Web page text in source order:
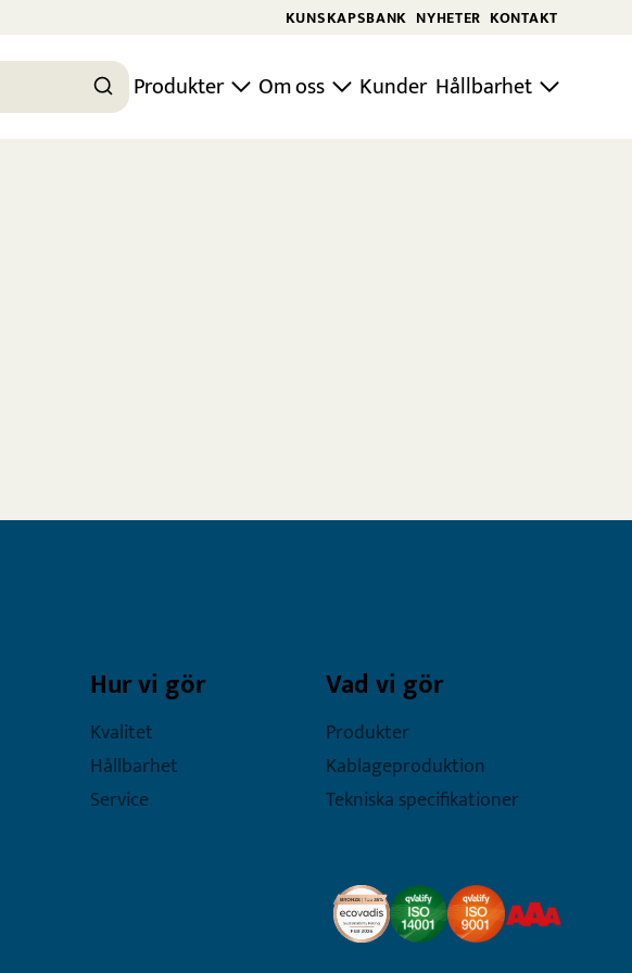
KUNSKAPSBANK NYHETER KONTAKT
Produkter Om oss Kunder Hållbarhet
Hur vi gör
Kvalitet
Hållbarhet
Service
Vad vi gör
Produkter
Kablageproduktion
Tekniska specifikationer